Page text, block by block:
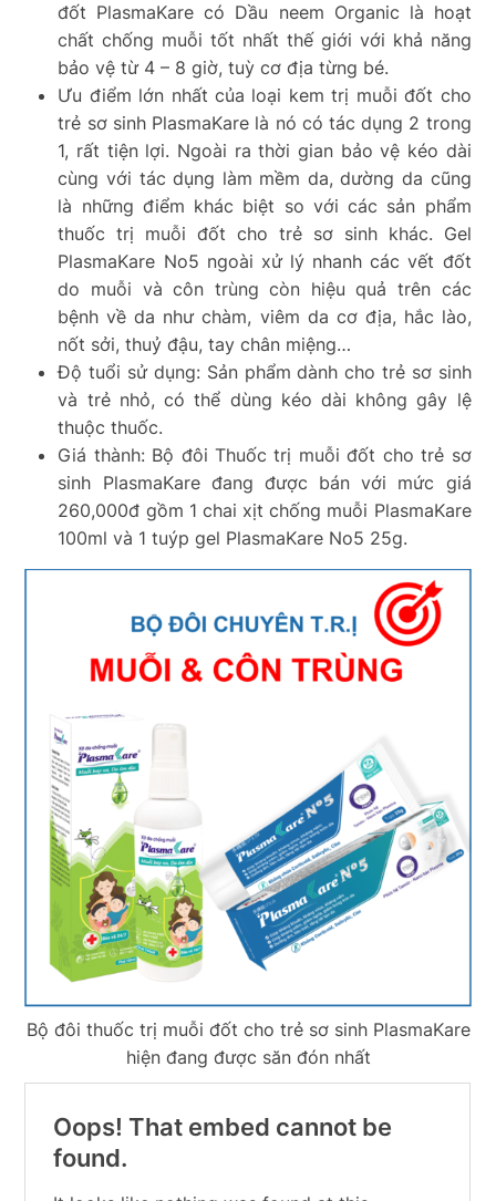
đốt PlasmaKare có Dầu neem Organic là hoạt
chất chống muỗi tốt nhất thế giới với khả năng
bảo vệ từ 4 – 8 giờ, tuỳ cơ địa từng bé.
Ưu điểm lớn nhất của loại kem trị muỗi đốt cho
trẻ sơ sinh PlasmaKare là nó có tác dụng 2 trong
1, rất tiện lợi. Ngoài ra thời gian bảo vệ kéo dài
cùng với tác dụng làm mềm da, dường da cũng
là những điểm khác biệt so với các sản phẩm
thuốc trị muỗi đốt cho trẻ sơ sinh khác. Gel
PlasmaKare No5 ngoài xử lý nhanh các vết đốt
do muỗi và côn trùng còn hiệu quả trên các
bệnh về da như chàm, viêm da cơ địa, hắc lào,
nốt sởi, thuỷ đậu, tay chân miệng…
Độ tuổi sử dụng: Sản phẩm dành cho trẻ sơ sinh
và trẻ nhỏ, có thể dùng kéo dài không gây lệ
thuộc thuốc.
Giá thành: Bộ đôi Thuốc trị muỗi đốt cho trẻ sơ
sinh PlasmaKare đang được bán với mức giá
260,000đ gồm 1 chai xịt chống muỗi PlasmaKare
100ml và 1 tuýp gel PlasmaKare No5 25g.
Bộ đôi thuốc trị muỗi đốt cho trẻ sơ sinh PlasmaKare
hiện đang được săn đón nhất